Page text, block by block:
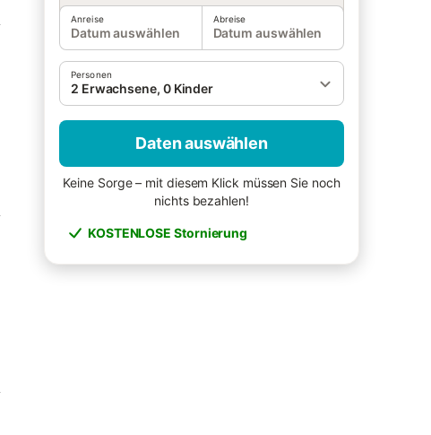
Anreise
Datum auswählen
Abreise
Datum auswählen
Personen
2 Erwachsene, 0 Kinder
Daten auswählen
Keine Sorge – mit diesem Klick müssen Sie noch
nichts bezahlen!
KOSTENLOSE Stornierung